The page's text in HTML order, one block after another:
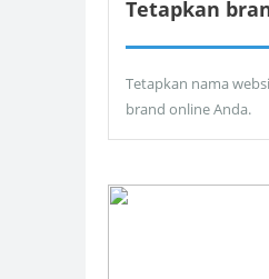
Tetapkan
Tetapkan nama
brand online Anda.